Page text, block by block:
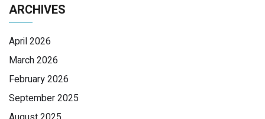
ARCHIVES
April 2026
March 2026
February 2026
September 2025